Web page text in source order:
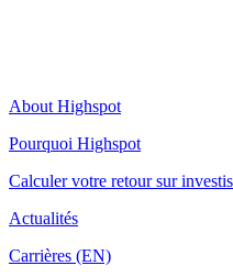
About Highspot
Pourquoi Highspot
Calculer votre retour sur
Actualités
Carrières (EN)